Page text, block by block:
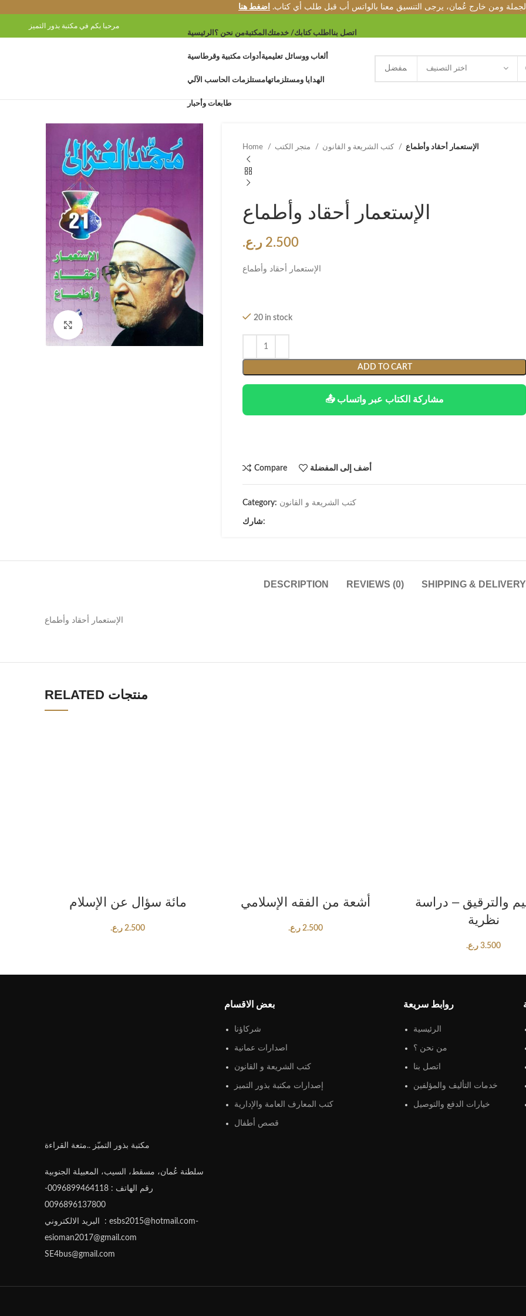
الجملة ومن خارج عُمان، يرجى التنسيق معنا بالواتس أب قبل طلب أي كتاب. اضغط هنا
مرحبا بكم في مكتبة بذور التميز
الرئيسية من نحن ؟المكتبة اطلب كتابك/ خدمتك اتصل بنا
أدوات مكتبية وقرطاسية ألعاب ووسائل تعليمية
مستلزمات الحاسب الآليالهدايا ومستلزماتها
طابعات وأحبار
اختر التصنيف
Click to enlarge
Home الإستعمار أحقاد وأطماع
الإستعمار أحقاد وأطماع
2.500 ر.ع.
الإستعمار أحقاد وأطماع
20 in stock
ADD TO CART
📤 مشاركة الكتاب عبر واتساب
Compare أضف إلى المفضلة
Category: كتب الشريعة و القانون
شارك:
DESCRIPTION REVIEWS (0) SHIPPING & DELIVERY
الإستعمار أحقاد وأطماع
RELATED منتجات
مائة سؤال عن الإسلام
2.500 ر.ع.
أشعة من الفقه الإسلامي
2.500 ر.ع.
والترقيق – دراسة
نظرية
3.500 ر.ع.
مكتبة بذور التميّز ..متعة القراءة
سلطنة عُمان، مسقط، السيب، المعبيلة الجنوبية
رقم الهاتف : 0096899464118-
0096896137800
البريد الالكتروني : esbs2015@hotmail.com-
esioman2017@gmail.com
SE4bus@gmail.com
بعض الاقسام
شركاؤنا
اصدارات عمانية
كتب الشريعة و القانون
إصدارات مكتبة بذور التميز
كتب المعارف العامة والإدارية
قصص أطفال
روابط سريعة
الرئيسية
من نحن ؟
اتصل بنا
خدمات التأليف والمؤلفين
خيارات الدفع والتوصيل